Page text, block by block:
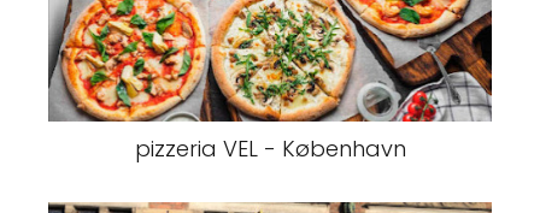
pizzeria VEL - København